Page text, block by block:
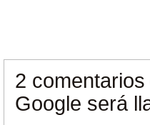
2 comentarios
Google será